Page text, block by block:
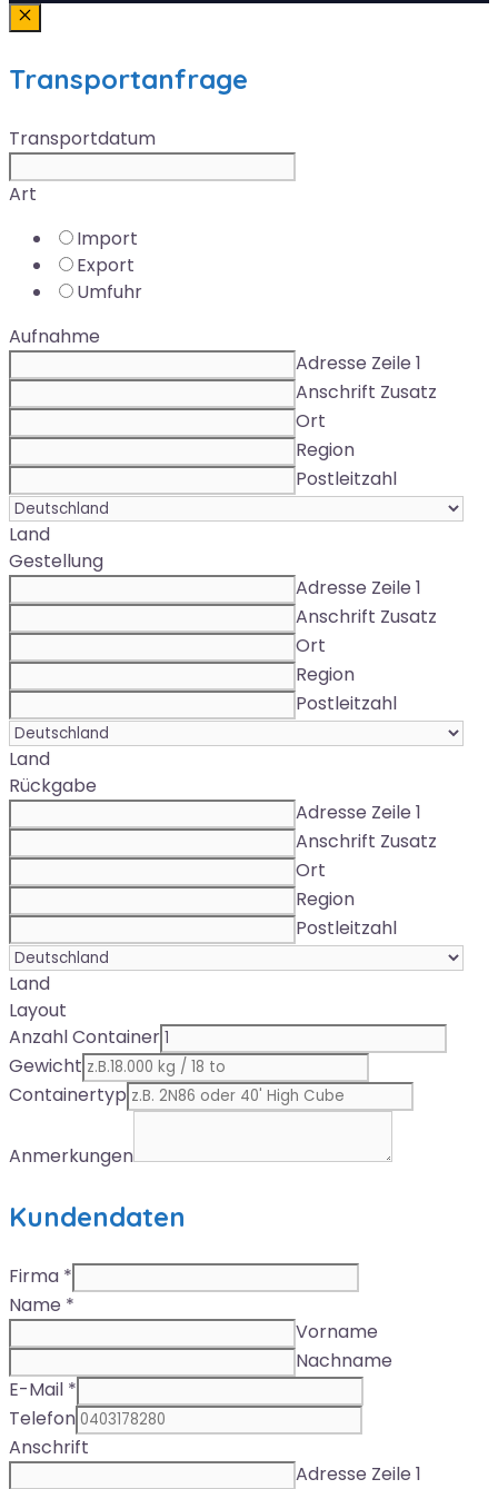
Schließen
Transportanfrage
Transportdatum
Art
Import
Export
Umfuhr
Aufnahme
Adresse Zeile 1
Anschrift Zusatz
Ort
Region
Postleitzahl
Land
Gestellung
Adresse Zeile 1
Anschrift Zusatz
Ort
Region
Postleitzahl
Land
Rückgabe
Adresse Zeile 1
Anschrift Zusatz
Ort
Region
Postleitzahl
Land
Layout
Anzahl Container
Gewicht
Containertyp
Anmerkungen
Kundendaten
Firma *
Name *
Vorname
Nachname
E-Mail *
Telefon
Anschrift
Adresse Zeile 1